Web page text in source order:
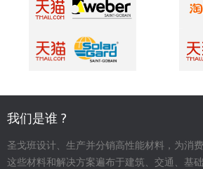
我们是谁 ?
圣戈班设计、生产并分销高性能材料，为消
这些材料和解决方案遍布于建筑、交通、基